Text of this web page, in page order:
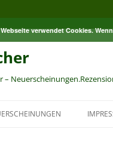
verwendet Cookies.